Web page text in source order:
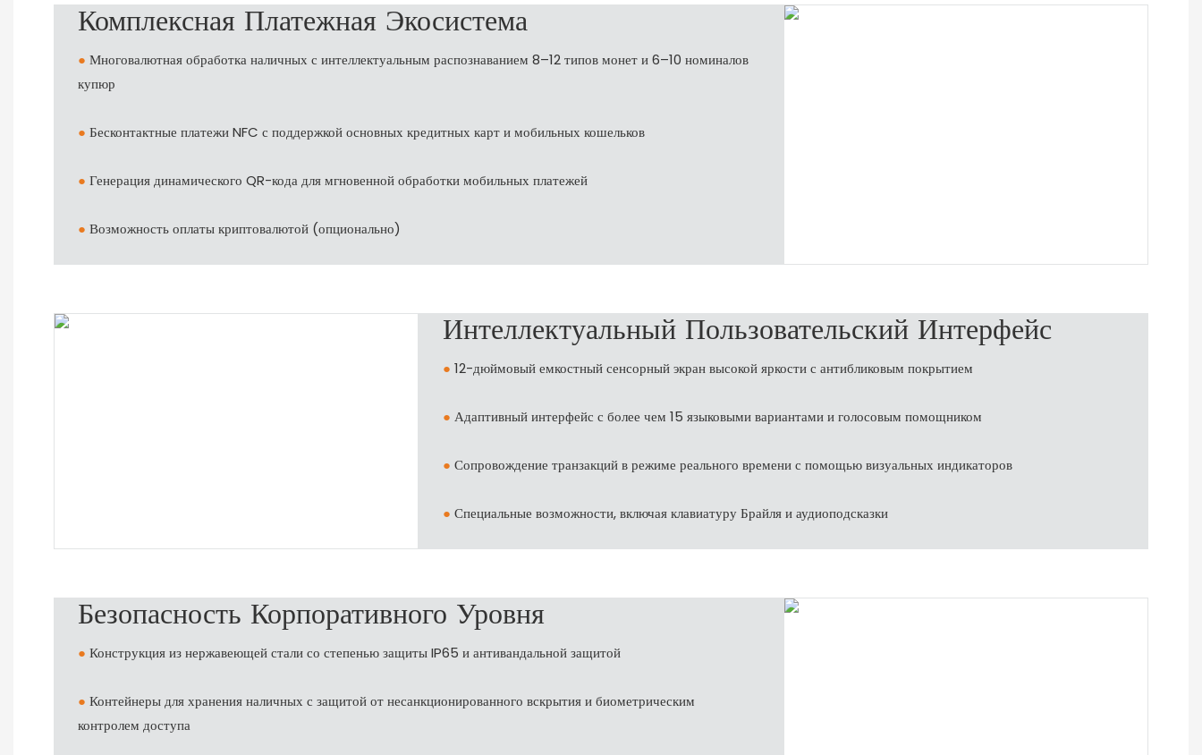
Комплексная Платежная Экосистема
● Многовалютная обработка наличных с интеллектуальным распознаванием 8–12 типов монет и 6–10 номиналов
купюр
● Бесконтактные платежи NFC с поддержкой основных кредитных карт и мобильных кошельков
● Генерация динамического QR-кода для мгновенной обработки мобильных платежей
● Возможность оплаты криптовалютой (опционально)
Интеллектуальный Пользовательский Интерфейс
● 12-дюймовый емкостный сенсорный экран высокой яркости с антибликовым покрытием
● Адаптивный интерфейс с более чем 15 языковыми вариантами и голосовым помощником
● Сопровождение транзакций в режиме реального времени с помощью визуальных индикаторов
● Специальные возможности, включая клавиатуру Брайля и аудиоподсказки
Безопасность Корпоративного Уровня
● Конструкция из нержавеющей стали со степенью защиты IP65 и антивандальной защитой
● Контейнеры для хранения наличных с защитой от несанкционированного вскрытия и биометрическим
контролем доступа